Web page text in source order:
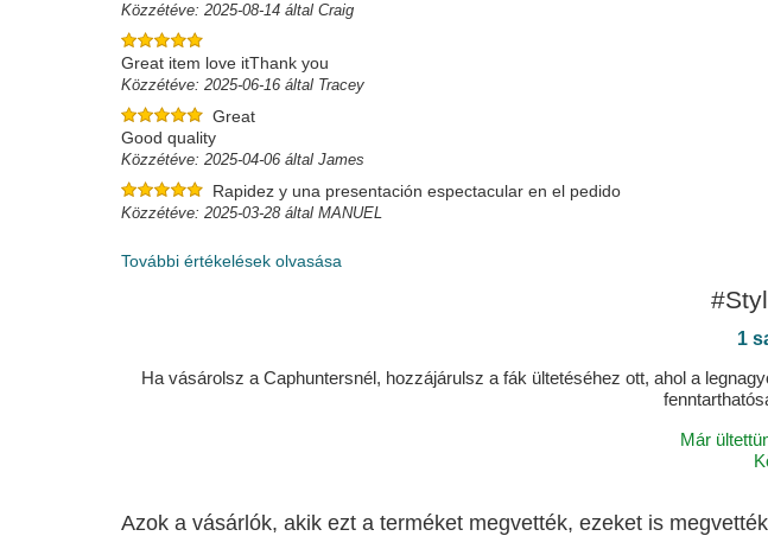
Közzétéve: 2025-08-14 által Craig
Great item love itThank you
Közzétéve: 2025-06-16 által Tracey
Great
Good quality
Közzétéve: 2025-04-06 által James
Rapidez y una presentación espectacular en el pedido
Közzétéve: 2025-03-28 által MANUEL
További értékelések olvasása
1
Ha vásárolsz a Caphuntersnél, hozzájárulsz a fák ültetéséhez ott, ahol a
Már
Azok a vásárlók, akik ezt a terméket megvették, ezeket is megvették